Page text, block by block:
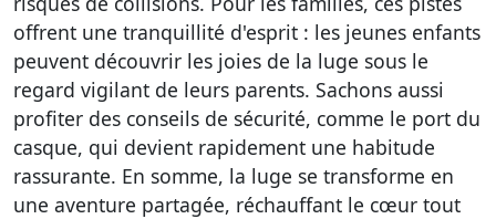
offrent une tranquillité d'esprit : les jeunes enfants
peuvent découvrir les joies de la luge sous le
regard vigilant de leurs parents. Sachons aussi
profiter des conseils de sécurité, comme le port du
casque, qui devient rapidement une habitude
rassurante. En somme, la luge se transforme en
une aventure partagée, réchauffant le cœur tout